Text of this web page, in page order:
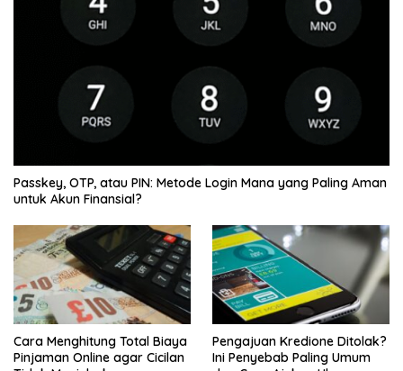
Passkey, OTP, atau PIN: Metode Login Mana yang Paling Aman
untuk Akun Finansial?
Cara Menghitung Total Biaya
Pinjaman Online agar Cicilan
Pengajuan Kredione Ditolak?
Ini Penyebab Paling Umum